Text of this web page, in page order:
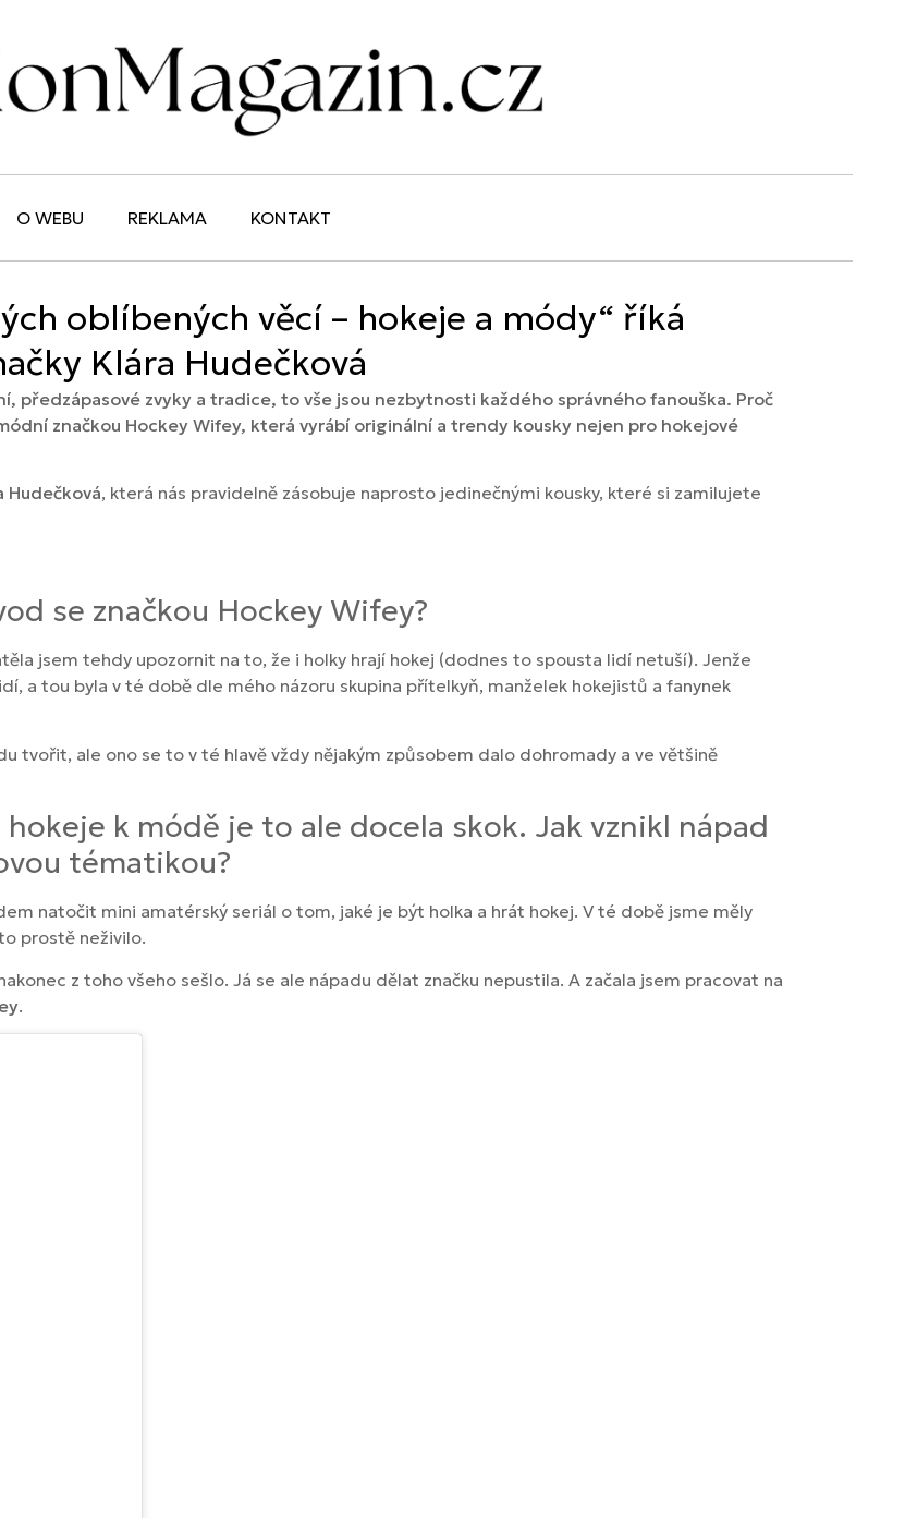
O WEBU REKLAMA KONTAKT
oblíbených věcí – hokeje a módy“ říká
Klára Hudečková
předzápasové zvyky a tradice, to vše jsou nezbytnosti každého správného fanouška. Proč
značkou Hockey Wifey, která vyrábí originální a trendy kousky nejen pro hokejové
Hudečková, která nás pravidelně zásobuje naprosto jedinečnými kousky, které si zamilujete
se značkou Hockey Wifey?
jsem tehdy upozornit na to, že i holky hrají hokej (dodnes to spousta lidí netuší). Jenže
a tou byla v té době dle mého názoru skupina přítelkyň, manželek hokejistů a fanynek
tvořit, ale ono se to v té hlavě vždy nějakým způsobem dalo dohromady a ve většině
k módě je to ale docela skok. Jak vznikl nápad
tématikou?
natočit mini amatérský seriál o tom, jaké je být holka a hrát hokej. V té době jsme měly
prostě neživilo.
z toho všeho sešlo. Já se ale nápadu dělat značku nepustila. A začala jsem pracovat na
.